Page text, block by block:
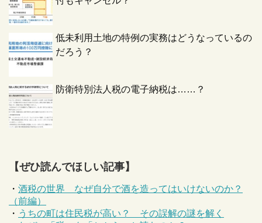
低未利用土地の特例の実務はどうなっているの
だろう？
防衛特別法人税の電子納税は……？
【ぜひ読んでほしい記事】
・ 酒税の世界 なぜ自分で酒を造ってはいけないのか？
（前編）
・ うちの町は住民税が高い？ その誤解の謎を解く